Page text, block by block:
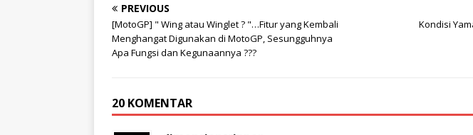
PREVIOUS
[MotoGP] " Wing atau Winglet ? "…Fitur yang Kembali
Menghangat Digunakan di MotoGP, Sesungguhnya
Apa Fungsi dan Kegunaannya ???
Kondisi
20 KOMENTAR